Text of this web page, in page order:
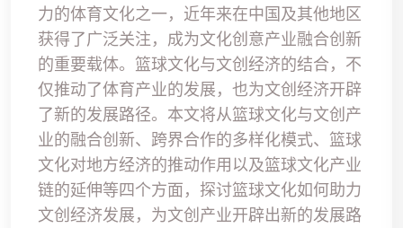
力的体育文化之一，近年来在中国及其他地区
获得了广泛关注，成为文化创意产业融合创新
的重要载体。篮球文化与文创经济的结合，不
仅推动了体育产业的发展，也为文创经济开辟
了新的发展路径。本文将从篮球文化与文创产
业的融合创新、跨界合作的多样化模式、篮球
文化对地方经济的推动作用以及篮球文化产业
链的延伸等四个方面，探讨篮球文化如何助力
文创经济发展，为文创产业开辟出新的发展路